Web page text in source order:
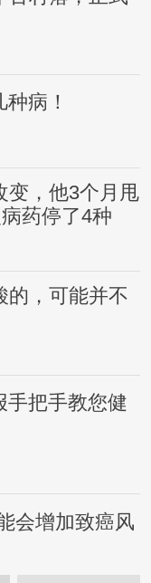
病！
变，他3个月甩
药停了4种
的，可能并不
手把手教您健
会增加致癌风